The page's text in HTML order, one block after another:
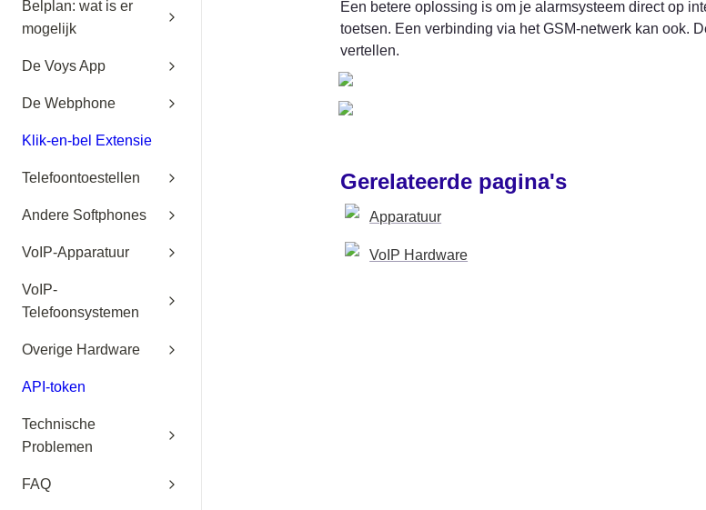
Belplan: wat is er
mogelijk
De Voys App
De Webphone
Klik-en-bel Extensie
Telefoontoestellen
Andere Softphones
VoIP-Apparatuur
VoIP-
Telefoonsystemen
Overige Hardware
API-token
Technische
Problemen
FAQ
Een betere oplossing is om je alarmsysteem direct op
toetsen. Een verbinding via het GSM-netwerk kan ook.
vertellen.
Gerelateerde pagina's
Apparatuur
VoIP Hardware